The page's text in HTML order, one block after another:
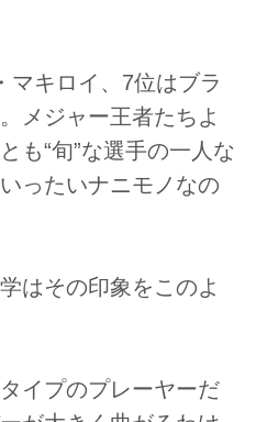
マキロイ、7位はブラ
メジャー王者たちよ
も“旬”な選手の一人な
ったいナニモノなの
はその印象をこのよ
イプのプレーヤーだ